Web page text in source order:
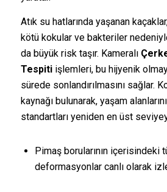
Atık su hatlarında yaşanan
kötü kokular ve bakteriler
da büyük risk taşır. Kameralı
Tespitiişlemleri, bu hijyenik
sürede sonlandırılmasını sağlar.
kaynağı bulunarak, yaşam
standartları yeniden en üst
Pimaş borularının içerisindeki
deformasyonlar canlı olarak